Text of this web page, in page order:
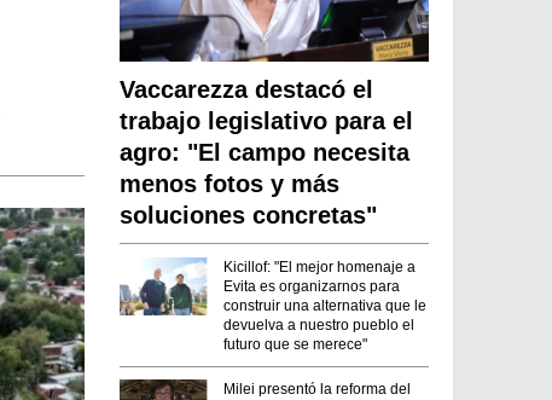
Vaccarezza destacó el
trabajo legislativo para el
agro: "El campo necesita
menos fotos y más
soluciones concretas"
Kicillof: "El mejor homenaje a
Evita es organizarnos para
construir una alternativa que le
devuelva a nuestro pueblo el
futuro que se merece"
Milei presentó la reforma del